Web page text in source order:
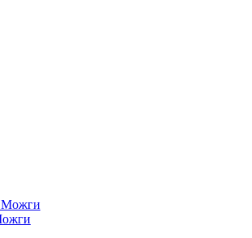
Можги